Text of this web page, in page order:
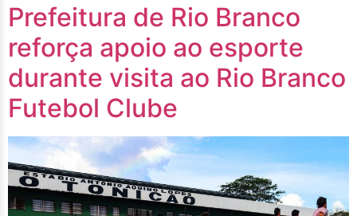
Prefeitura de Rio Branco
reforça apoio ao esporte
durante visita ao Rio Branco
Futebol Clube